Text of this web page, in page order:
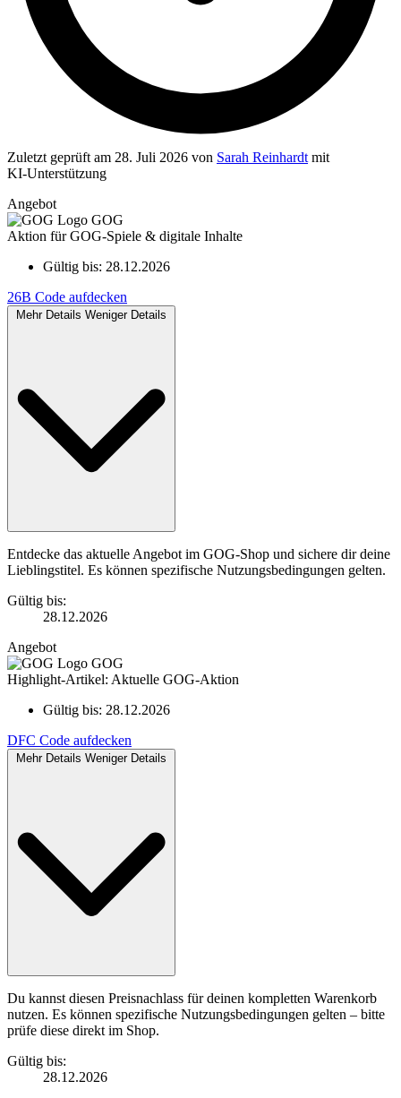
Zuletzt geprüft am 28. Juli 2026 von Sarah Reinhardt mit
KI‑Unterstützung
Angebot
GOG
Aktion für GOG-Spiele & digitale Inhalte
Gültig bis: 28.12.2026
26B Code aufdecken
Mehr Details Weniger Details
Entdecke das aktuelle Angebot im GOG-Shop und sichere dir deine
Lieblingstitel. Es können spezifische Nutzungsbedingungen gelten.
Gültig bis:
28.12.2026
Angebot
GOG
Highlight-Artikel: Aktuelle GOG-Aktion
Gültig bis: 28.12.2026
DFC Code aufdecken
Mehr Details Weniger Details
Du kannst diesen Preisnachlass für deinen kompletten Warenkorb
nutzen. Es können spezifische Nutzungsbedingungen gelten – bitte
prüfe diese direkt im Shop.
Gültig bis:
28.12.2026